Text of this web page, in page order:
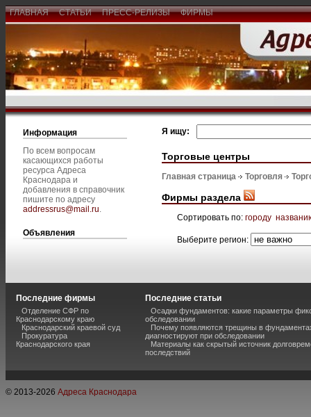
ГЛАВНАЯ СТАТЬИ ПРЕСС-РЕЛИЗЫ ФИРМЫ
Информация
По всем вопросам
касающихся работы
ресурса Адреса
Краснодара и
добавления в справочник
пишите по адресу
addressrus@mail.ru.
Объявления
Я ищу:
Торговые центры
Главная страница Торговля
Фирмы раздела
Сортировать по: городу
Выберите регион:
Последние фирмы
Отделение СФР по
Краснодарскому краю
Краснодарский краевой суд
Прокуратура
Краснодарского края
Последние статьи
Осадки фундаментов: какие параметры
обследовании
Почему появляются трещины в
диагностируют при обследовании
Материалы как скрытый источник
последствий
© 2013-2026 Адреса Краснодара